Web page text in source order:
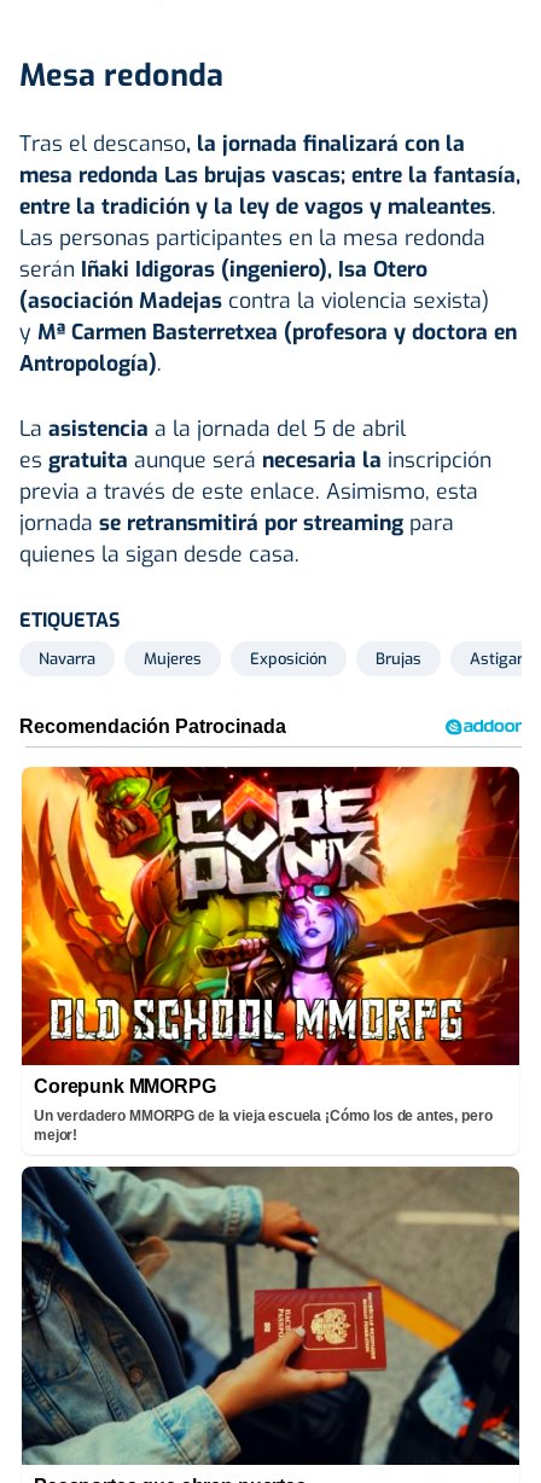
Mesa redonda
Tras el descanso, la jornada finalizará con la
mesa redonda Las brujas vascas; entre la fantasía,
entre la tradición y la ley de vagos y maleantes.
Las personas participantes en la mesa redonda
serán Iñaki Idigoras (ingeniero), Isa Otero
(asociación Madejas contra la violencia sexista)
y Mª Carmen Basterretxea (profesora y doctora en
Antropología).
La asistencia a la jornada del 5 de abril
es gratuita aunque será necesaria la inscripción
previa a través de este enlace. Asimismo, esta
jornada se retransmitirá por streaming para
quienes la sigan desde casa.
ETIQUETAS
Navarra Mujeres Exposición Brujas
Corepunk MMORPG
Un verdadero MMORPG de la vieja escuela ¡Cómo los de antes, pero
mejor!